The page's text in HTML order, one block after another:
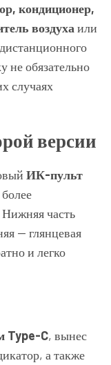
кондиционер,
воздухаили
не обязательно
случаях
версии
ИК-пульт
часть
— глянцевая
и легко
Type-C, вынес
а также